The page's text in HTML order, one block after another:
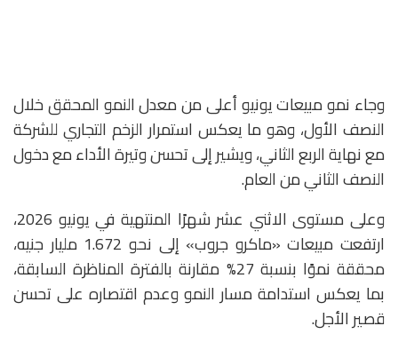
وجاء نمو مبيعات يونيو أعلى من معدل النمو المحقق خلال
النصف الأول، وهو ما يعكس استمرار الزخم التجاري للشركة
مع نهاية الربع الثاني، ويشير إلى تحسن وتيرة الأداء مع دخول
النصف الثاني من العام.
وعلى مستوى الاثني عشر شهرًا المنتهية في يونيو 2026،
ارتفعت مبيعات «ماكرو جروب» إلى نحو 1.672 مليار جنيه،
محققة نموًا بنسبة 27% مقارنة بالفترة المناظرة السابقة،
بما يعكس استدامة مسار النمو وعدم اقتصاره على تحسن
قصير الأجل.